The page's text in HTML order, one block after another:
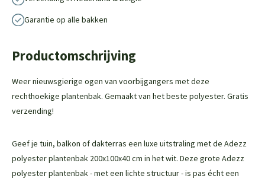
Garantie op alle bakken
Productomschrijving
Weer nieuwsgierige ogen van voorbijgangers met deze
rechthoekige plantenbak. Gemaakt van het beste polyester. Gratis
verzending!
Geef je tuin, balkon of dakterras een luxe uitstraling met de Adezz
polyester plantenbak 200x100x40 cm in het wit. Deze grote Adezz
polyester plantenbak - met een lichte structuur - is pas écht een